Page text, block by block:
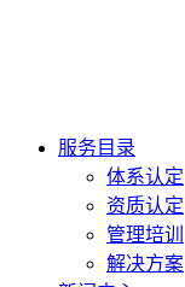
服务目录
体系认定
资质认定
管理培训
解决方案